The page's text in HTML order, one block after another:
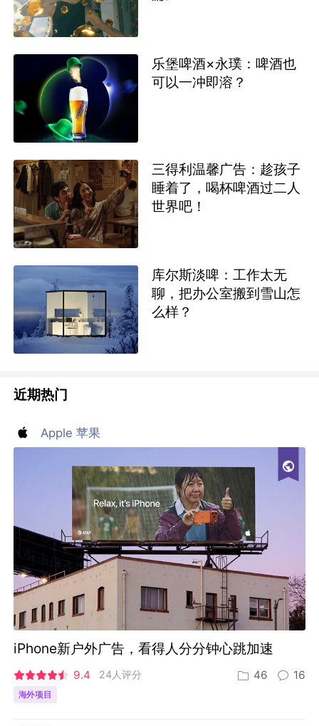
乐堡啤酒×永璞：啤酒也
可以一冲即溶？
三得利温馨广告：趁孩子
睡着了，喝杯啤酒过二人
世界吧！
库尔斯淡啤：工作太无
聊，把办公室搬到雪山怎
么样？
近期热门
Apple 苹果
iPhone新户外广告，看得人分分钟心跳加速
9.4 24人评分 46 16
海外项目